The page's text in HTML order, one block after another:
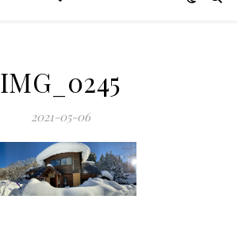
IMG_0245
2021-05-06